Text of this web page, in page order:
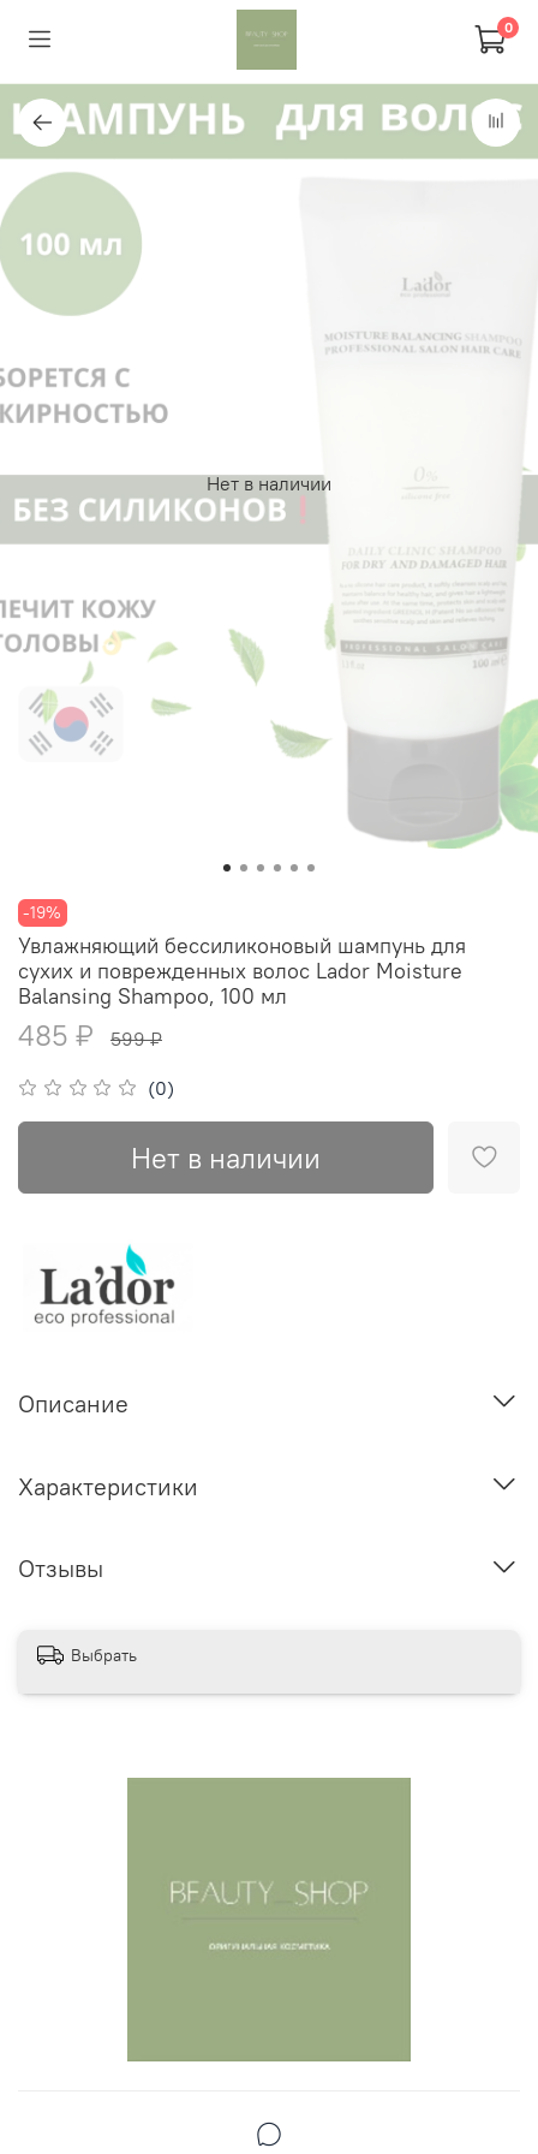
0
Нет в наличии
-19%
(0)
Увлажняющий бессиликоновый шампунь для
сухих и поврежденных волос Lador Moisture
Balansing Shampoo, 100 мл
485 ₽ 599 ₽
Нет в наличии
Описание
Характеристики
Отзывы
Выбрать